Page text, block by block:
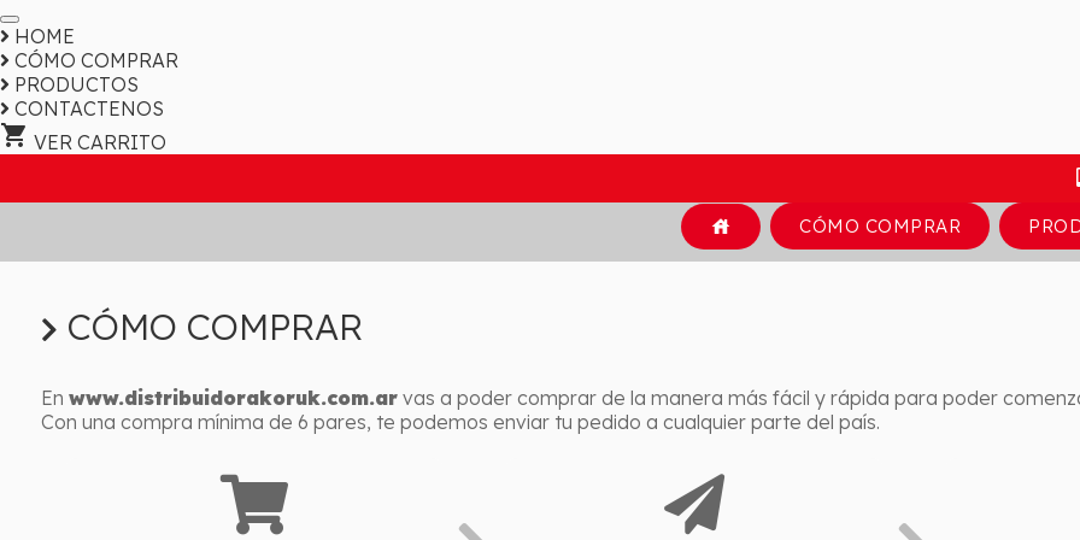
HOME
CÓMO COMPRAR
PRODUCTOS
CONTACTENOS
shopping_cart VER CARRITO
house CÓMO COMPRAR
CÓMO COMPRAR
En www.distribuidorakoruk.com.arvas a poder comprar de la manera más fácil y rápida para poder
Con una compra mínima de 6 pares, te podemos enviar tu pedido a cualquier parte del país.